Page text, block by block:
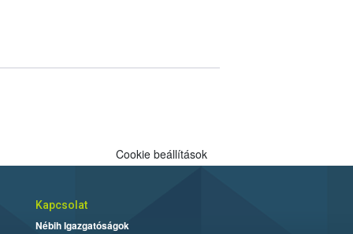
Cookie beállítások
Kapcsolat
Nébih Igazgatóságok